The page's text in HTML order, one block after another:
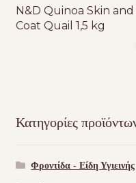
N&D Quinoa Skin and
Coat Quail 1,5 kg
Κατηγορίες
Φροντίδα - Είδη Υγιεινής